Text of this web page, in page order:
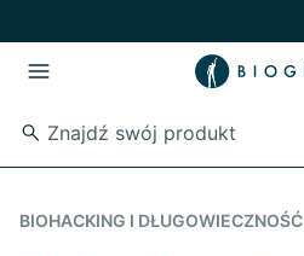
BIOHACKING I DŁUGOWIECZNOŚĆ